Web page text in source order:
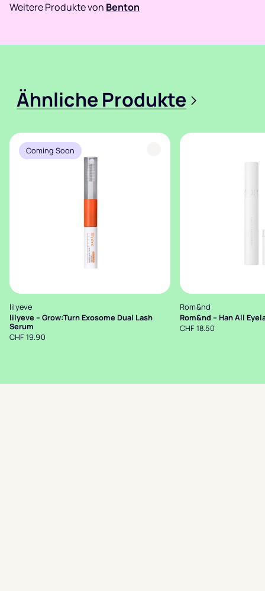
Weitere Produkte von Benton
Ähnliche Produkte >
Coming Soon
lilyeve
lilyeve – Grow:Turn Exosome Dual Lash
Serum
CHF 19.90
Rom&nd
Rom&nd – Han All
CHF 18.50